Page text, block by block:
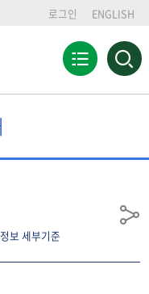
로그인 ENGLISH
전
체
뉴
검
색
영
보 세부기준
공